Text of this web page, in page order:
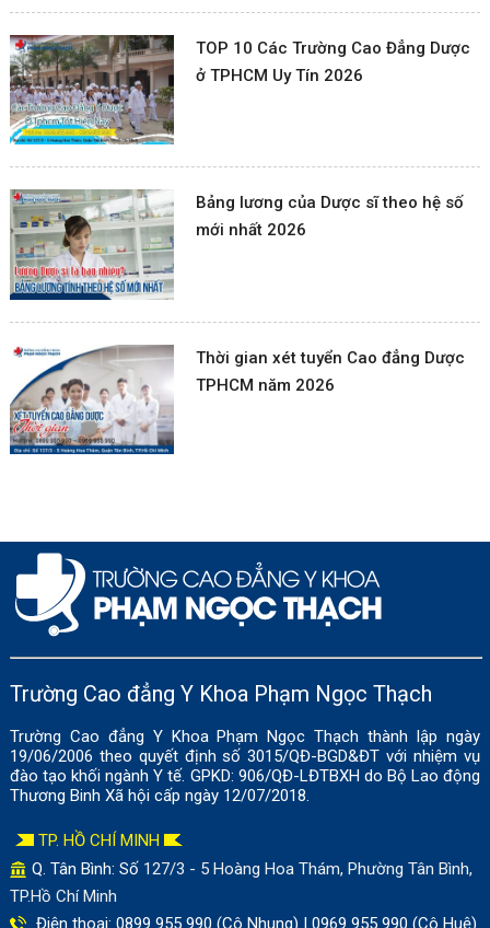
TOP 10 Các Trường Cao Đẳng Dược
ở TPHCM Uy Tín 2026
Bảng lương của Dược sĩ theo hệ số
mới nhất 2026
Thời gian xét tuyển Cao đẳng Dược
TPHCM năm 2026
Trường Cao đẳng Y Khoa Phạm Ngọc Thạch
Trường Cao đẳng Y Khoa Phạm Ngọc Thạch thành lập ngày
19/06/2006 theo quyết định số 3015/QĐ-BGD&ĐT với nhiệm vụ
đào tạo khối ngành Y tế. GPKD: 906/QĐ-LĐTBXH do Bộ Lao động
Thương Binh Xã hội cấp ngày 12/07/2018.
TP. HỒ CHÍ MINH
Q. Tân Bình: Số 127/3 - 5 Hoàng Hoa Thám, Phường Tân Bình,
TP.Hồ Chí Minh
Điện thoại: 0899 955 990 (Cô Nhung) | 0969 955 990 (Cô Huệ)